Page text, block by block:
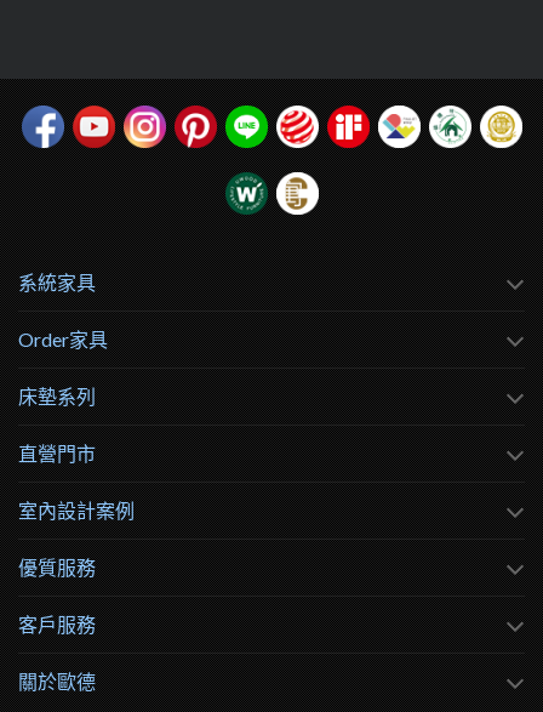
系統家具
Order家具
床墊系列
直營門市
室內設計案例
優質服務
客戶服務
關於歐德